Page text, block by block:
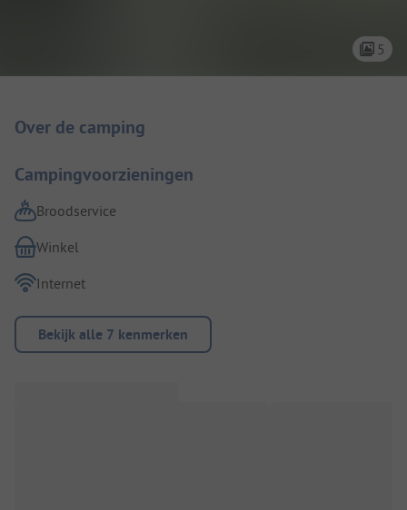
5
Over de camping
Campingvoorzieningen
Broodservice
Winkel
Internet
Bekijk alle 7 kenmerken